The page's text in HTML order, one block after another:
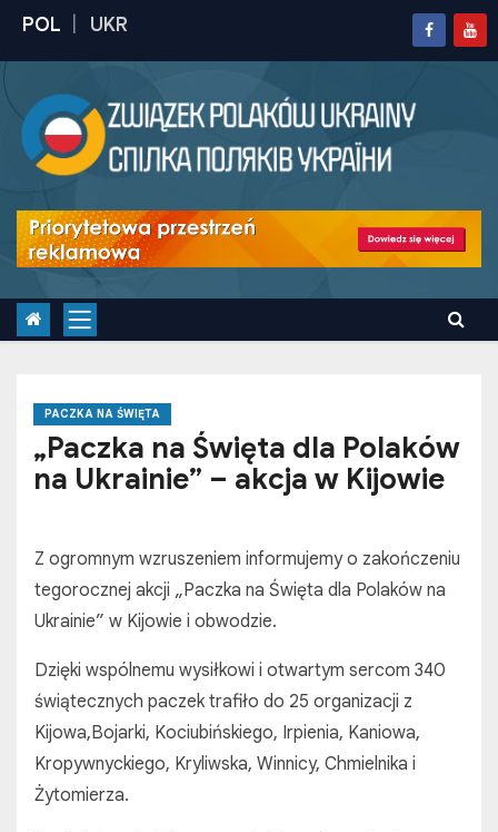
t
PACZKA NA ŚWIĘTA
„Paczka na Święta dla Polaków
na Ukrainie” – akcja w Kijowie
Z ogromnym wzruszeniem informujemy o zakończeniu
tegorocznej akcji „Paczka na Święta dla Polaków na
Ukrainie” w Kijowie i obwodzie.
Dzięki wspólnemu wysiłkowi i otwartym sercom 340
świątecznych paczek trafiło do 25 organizacji z
Kijowa,Bojarki, Kociubińskiego, Irpienia, Kaniowa,
Kropywnyckiego, Kryliwska, Winnicy, Chmielnika i
Żytomierza.